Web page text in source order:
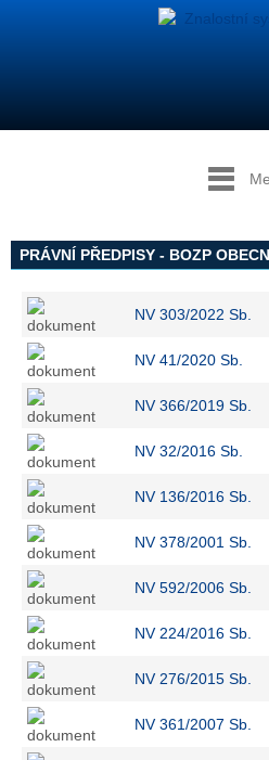
PRÁVNÍ PŘEDPISY - BOZP
NV 303/2022 Sb.
NV 41/2020 Sb.
NV 366/2019 Sb.
NV 32/2016 Sb.
NV 136/2016 Sb.
NV 378/2001 Sb.
NV 592/2006 Sb.
NV 224/2016 Sb.
NV 276/2015 Sb.
NV 361/2007 Sb.